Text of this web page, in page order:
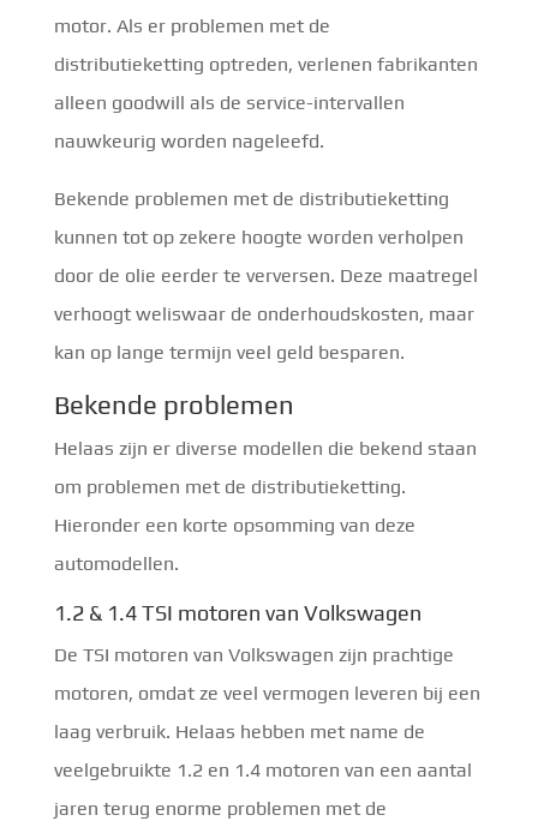
motor. Als er problemen met de
distributieketting optreden, verlenen fabrikanten
alleen goodwill als de service-intervallen
nauwkeurig worden nageleefd.
Bekende problemen met de distributieketting
kunnen tot op zekere hoogte worden verholpen
door de olie eerder te verversen. Deze maatregel
verhoogt weliswaar de onderhoudskosten, maar
kan op lange termijn veel geld besparen.
Bekende problemen
Helaas zijn er diverse modellen die bekend staan
om problemen met de distributieketting.
Hieronder een korte opsomming van deze
automodellen.
1.2 & 1.4 TSI motoren van Volkswagen
De TSI motoren van Volkswagen zijn prachtige
motoren, omdat ze veel vermogen leveren bij een
laag verbruik. Helaas hebben met name de
veelgebruikte 1.2 en 1.4 motoren van een aantal
jaren terug enorme problemen met de